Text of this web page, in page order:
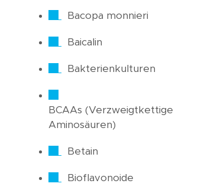
Bacopa monnieri
Baicalin
Bakterienkulturen
BCAAs (Verzweigtkettige
Aminosäuren)
Betain
Bioflavonoide